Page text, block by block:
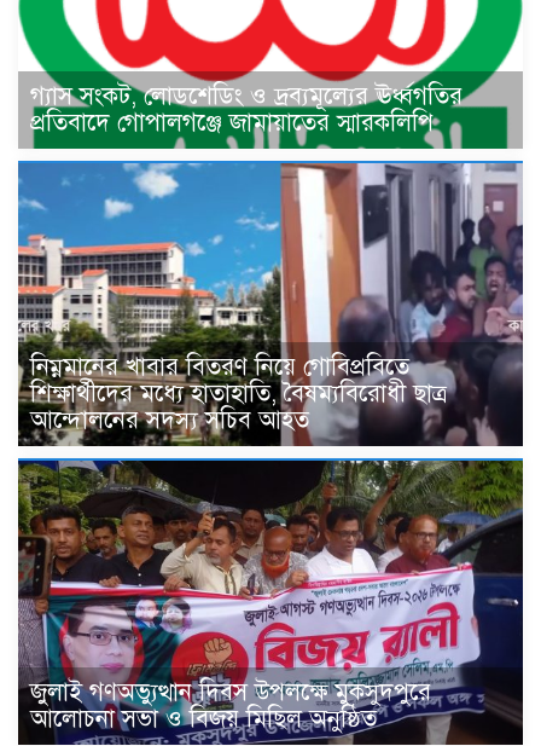
গ্যাস সংকট, লোডশেডিং ও দ্রব্যমূল্যের ঊর্ধ্বগতির
প্রতিবাদে গোপালগঞ্জে জামায়াতের স্মারকলিপি
নিম্নমানের খাবার বিতরণ নিয়ে গোবিপ্রবিতে
শিক্ষার্থীদের মধ্যে হাতাহাতি, বৈষম্যবিরোধী ছাত্র
আন্দোলনের সদস্য সচিব আহত
জুলাই গণঅভ্যুত্থান দিবস উপলক্ষে মুকসুদপুরে
আলোচনা সভা ও বিজয় মিছিল অনুষ্ঠিত